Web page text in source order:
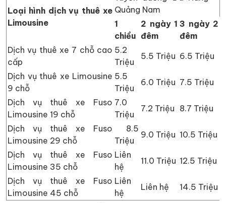
Loại hình dịch vụ thuê xe
Limousine
Quảng Nam
1
chiều
2 ngày 1
đêm
3 ngày 2
đêm
Dịch vụ thuê xe 7 chỗ cao
cấp
5.2
Triệu
5.5 Triệu 6.5 Triệu
Dịch vụ thuê xe Limousine
9 chỗ
5.5
Triệu
6.0 Triệu 7.5 Triệu
Dịch vụ thuê xe Fuso
Limousine 19 chỗ
7.0
Triệu
7.2 Triệu 8.7 Triệu
Dịch vụ thuê xe Fuso
Limousine 29 chỗ
8.5
Triệu
9.0 Triệu 10.5 Triệu
Dịch vụ thuê xe Fuso
Limousine 35 chỗ
Liên
hệ
11.0 Triệu 12.5 Triệu
Dịch vụ thuê xe Fuso
Limousine 45 chỗ
Liên
hệ
Liên hệ 14.5 Triệu